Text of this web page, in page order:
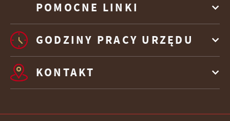
POMOCNE LINKI
GODZINY PRACY URZĘDU
KONTAKT